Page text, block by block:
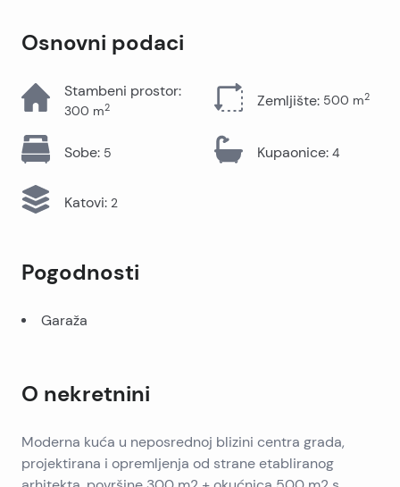
Osnovni podaci
Stambeni prostor:
300 m2 Zemljište: 500 m2
Sobe: 5 Kupaonice: 4
Katovi: 2
Pogodnosti
Garaža
O nekretnini
Moderna kuća u neposrednoj blizini centra grada,
projektirana i opremljenja od strane etabliranog